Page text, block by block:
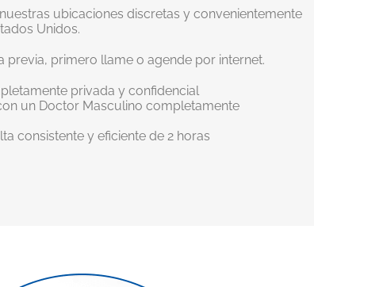
ubicaciones discretas y convenientemente
Unidos.
primero llame o agende por internet.
privada y confidencial
un Doctor Masculino completamente
consistente y eficiente de 2 horas